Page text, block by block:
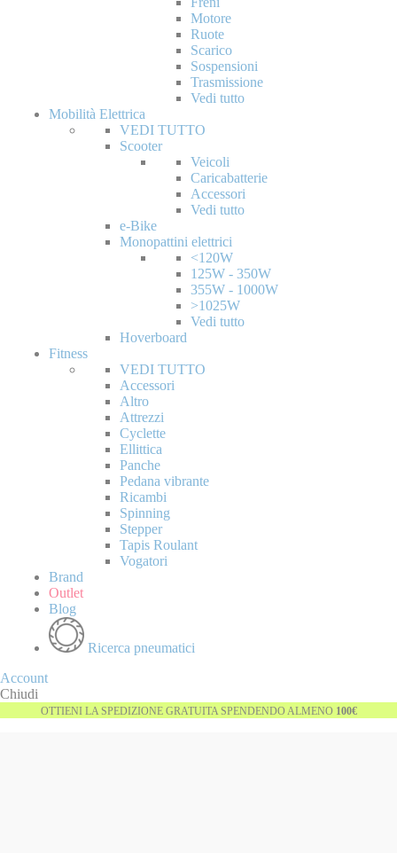
Motore
Ruote
Scarico
Sospensioni
Trasmissione
Vedi tutto
Mobilità Elettrica
VEDI TUTTO
Scooter
Veicoli
Caricabatterie
Accessori
Vedi tutto
e-Bike
Monopattini elettrici
<120W
125W - 350W
355W - 1000W
>1025W
Vedi tutto
Hoverboard
Fitness
VEDI TUTTO
Accessori
Altro
Attrezzi
Cyclette
Ellittica
Panche
Pedana vibrante
Ricambi
Spinning
Stepper
Tapis Roulant
Vogatori
Brand
Outlet
Blog
Ricerca pneumatici
Account
Chiudi
OTTIENI LA SPEDIZIONE GRATUITA SPENDENDO ALMENO 100€